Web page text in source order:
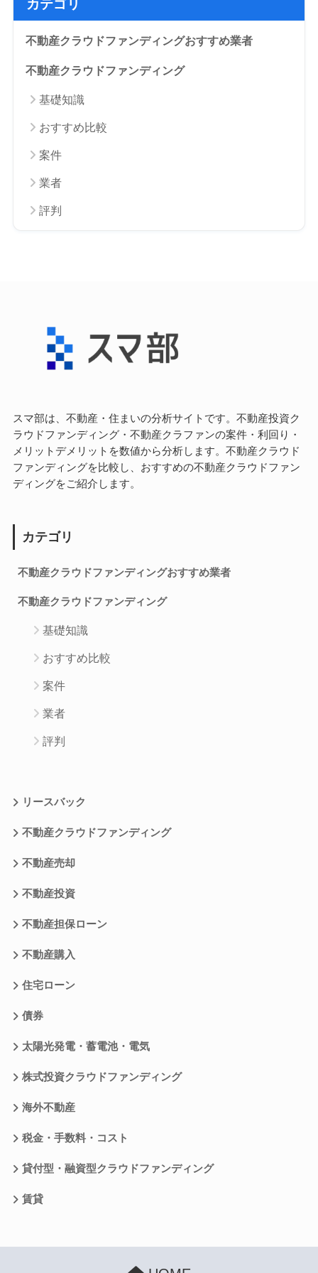
カテゴリ
不動産クラウドファンディングおすすめ業者
不動産クラウドファンディング
基礎知識
おすすめ比較
案件
業者
評判
スマ部は、不動産・住まいの分析サイトです。不動産投資ク
ラウドファンディング・不動産クラファンの案件・利回り・
メリットデメリットを数値から分析します。不動産クラウド
ファンディングを比較し、おすすめの不動産クラウドファン
ディングをご紹介します。
カテゴリ
不動産クラウドファンディングおすすめ業者
不動産クラウドファンディング
基礎知識
おすすめ比較
案件
業者
評判
リースバック
不動産クラウドファンディング
不動産売却
不動産投資
不動産担保ローン
不動産購入
住宅ローン
債券
太陽光発電・蓄電池・電気
株式投資クラウドファンディング
海外不動産
税金・手数料・コスト
貸付型・融資型クラウドファンディング
賃貸